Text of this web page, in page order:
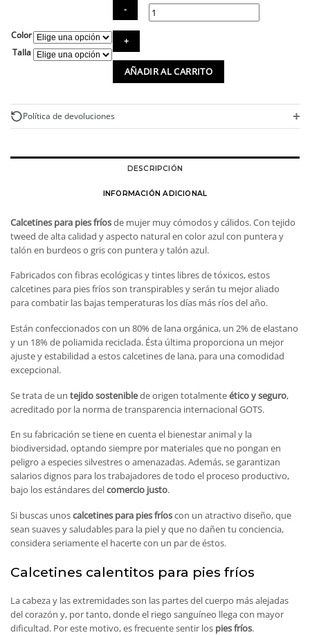
Color
Talla
pies
fríos
cantidad
AÑADIR AL CARRITO
Política de devoluciones +
DESCRIPCIÓN
INFORMACIÓN ADICIONAL
Calcetines para pies fríosde mujer muy cómodos y cálidos. Con tejido
tweed de alta calidad y aspecto natural en color azul con puntera y
talón en burdeos o gris con puntera y talón azul.
Fabricados con fibras ecológicas y tintes libres de tóxicos, estos
calcetines para pies fríos son transpirables y serán tu mejor aliado
para combatir las bajas temperaturas los días más ríos del año.
Están confeccionados con un 80% de lana orgánica, un 2% de elastano
y un 18% de poliamida reciclada. Ésta última proporciona un mejor
ajuste y estabilidad a estos calcetines de lana, para una comodidad
excepcional.
Se trata de un tejido sosteniblede origen totalmenteético y seguro,
acreditado por la norma de transparencia internacional GOTS.
En su fabricación se tiene en cuenta el bienestar animal y la
biodiversidad, optando siempre por materiales que no pongan en
peligro a especies silvestres o amenazadas. Además, se garantizan
salarios dignos para los trabajadores de todo el proceso productivo,
bajo los estándares delcomercio justo.
Si buscas unoscalcetines para pies fríoscon un atractivo diseño, que
sean suaves y saludables para la piel y que no dañen tu conciencia,
considera seriamente el hacerte con un par de éstos.
Calcetines calentitos para pies fríos
La cabeza y las extremidades son las partes del cuerpo más alejadas
del corazón y, por tanto, donde el riego sanguíneo llega con mayor
dificultad. Por este motivo, es frecuente sentir los pies fríos.